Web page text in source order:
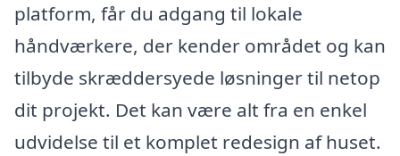
platform, får du adgang til lokale
håndværkere, der kender området og kan
tilbyde skræddersyede løsninger til netop
dit projekt. Det kan være alt fra en enkel
udvidelse til et komplet redesign af huset.